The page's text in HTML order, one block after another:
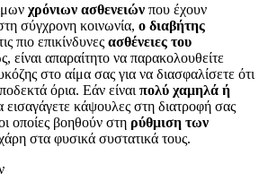
χρόνιων ασθενειών που έχουν
σύγχρονη κοινωνία, ο διαβήτης
πιο επικίνδυνες ασθένειες του
είναι απαραίτητο να παρακολουθείτε
στο αίμα σας για να διασφαλίσετε ότι
όρια. Εάν είναι πολύ χαμηλά ή
εισαγάγετε κάψουλες στη διατροφή σας
οποίες βοηθούν στη ρύθμιση των
στα φυσικά συστατικά τους.